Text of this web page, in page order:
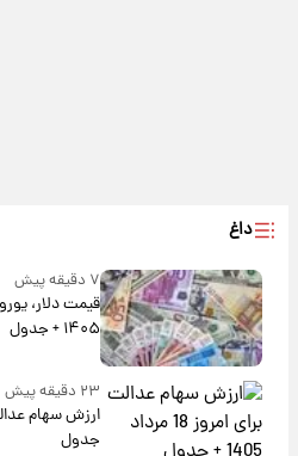
داغ
۷ دقیقه پیش
۱۴۰۵ + جدول
۲۳ دقیقه پیش
جدول